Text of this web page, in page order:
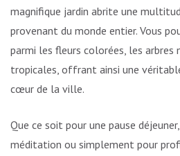
magnifique jardin abrite une
provenant du monde entier. Vous
parmi les fleurs colorées, les arbres
tropicales, offrant ainsi une
cœur de la ville.
Que ce soit pour une pause
méditation ou simplement pour